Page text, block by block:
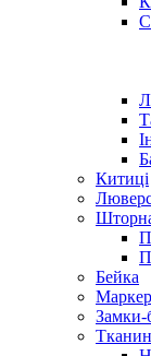
Китиці
Бейка
Замки-